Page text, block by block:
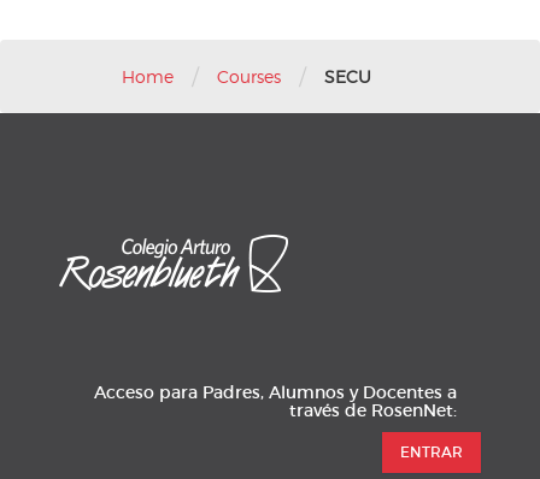
Home / Courses / SECU
Acceso para Padres, Alumnos y Docentes a
través de RosenNet:
ENTRAR